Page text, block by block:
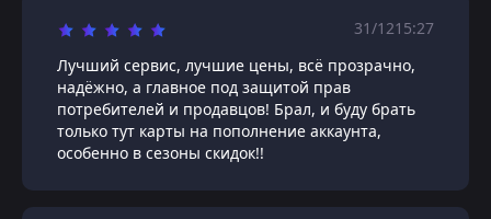
31/1215:27
Лучший сервис, лучшие цены, всё прозрачно,
надёжно, а главное под защитой прав
потребителей и продавцов! Брал, и буду брать
только тут карты на пополнение аккаунта,
особенно в сезоны скидок!!